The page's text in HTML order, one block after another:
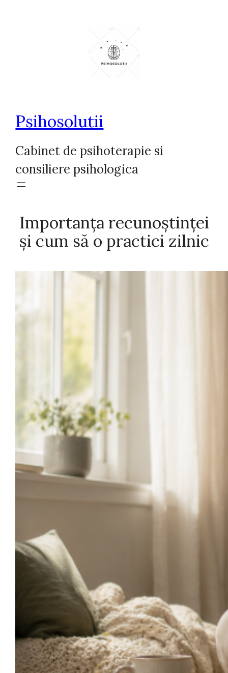
Psihosolutii
Cabinet de psihoterapie si
consiliere psihologica
Importanța recunoștinței
și cum să o practici zilnic